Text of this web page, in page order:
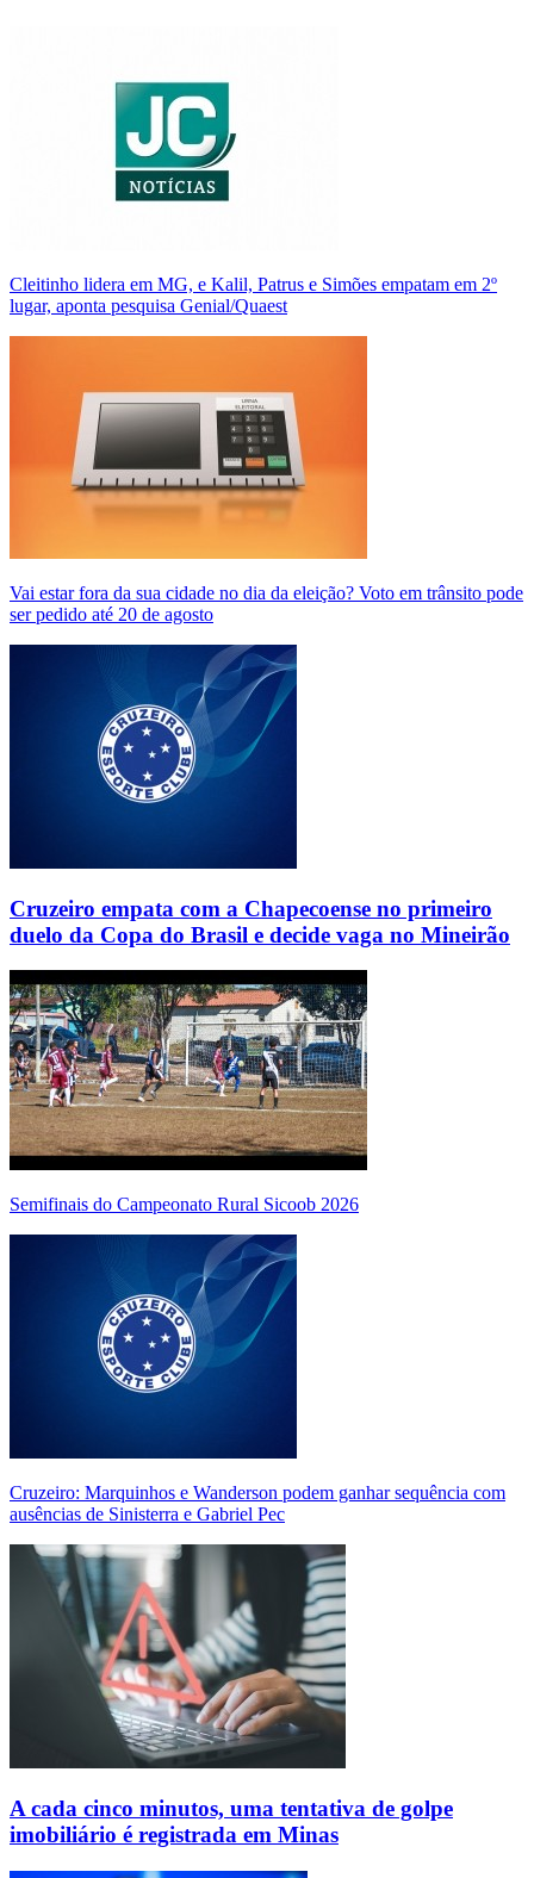
Cleitinho lidera em MG, e Kalil, Patrus e Simões empatam em 2º
lugar, aponta pesquisa Genial/Quaest
Vai estar fora da sua cidade no dia da eleição? Voto em trânsito pode
ser pedido até 20 de agosto
Cruzeiro empata com a Chapecoense no primeiro
duelo da Copa do Brasil e decide vaga no Mineirão
Semifinais do Campeonato Rural Sicoob 2026
Cruzeiro: Marquinhos e Wanderson podem ganhar sequência com
ausências de Sinisterra e Gabriel Pec
A cada cinco minutos, uma tentativa de golpe
imobiliário é registrada em Minas